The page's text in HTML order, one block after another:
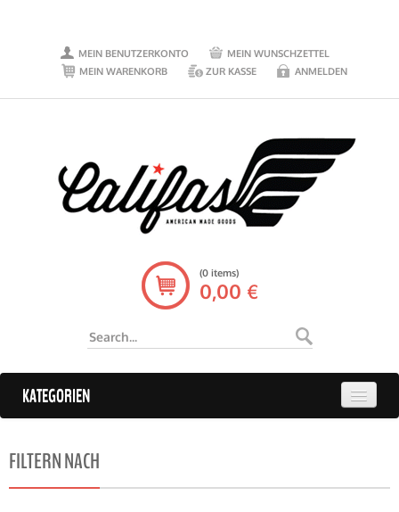
MEIN BENUTZERKONTO
MEIN WUNSCHZETTEL
MEIN WARENKORB
ZUR KASSE ANMELDEN
(0 items)
0,00 €
KATEGORIEN
FILTERN NACH